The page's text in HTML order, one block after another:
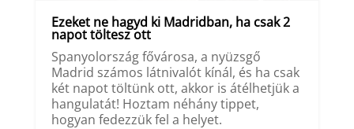
Ezeket ne hagyd ki Madridban, ha csak 2
napot töltesz ott
Spanyolország fővárosa, a nyüzsgő
Madrid számos látnivalót kínál, és ha csak
két napot töltünk ott, akkor is átélhetjük a
hangulatát! Hoztam néhány tippet,
hogyan fedezzük fel a helyet.